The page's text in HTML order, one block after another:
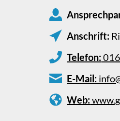
Anschrift:
Telefon:
E-Mail:
Web: